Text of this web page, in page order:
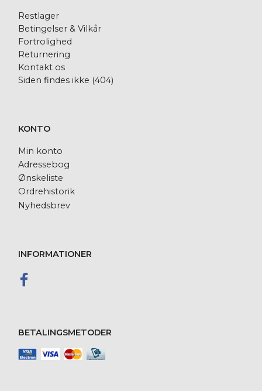
Restlager
Betingelser & Vilkår
Fortrolighed
Returnering
Kontakt os
Siden findes ikke (404)
KONTO
Min konto
Adressebog
Ønskeliste
Ordrehistorik
Nyhedsbrev
INFORMATIONER
BETALINGSMETODER